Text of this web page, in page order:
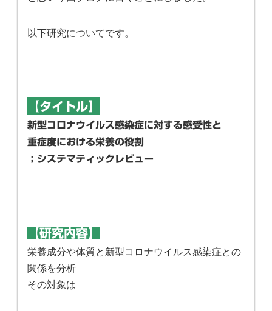
以下研究についてです。
【タイトル】
新型コロナウイルス感染症に対する感受性と
重症度における栄養の役割
；システマティックレビュー
【研究内容】
栄養成分や体質と新型コロナウイルス感染症との
関係を分析
その対象は